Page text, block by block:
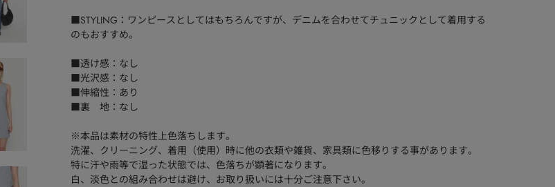
■STYLING：ワンピースとしてはもちろんですが、デニムを合わせてチュニックとして着用する
のもおすすめ。
■透け感：なし
■光沢感：なし
■伸縮性：あり
■裏 地：なし
※本品は素材の特性上色落ちします。
洗濯、クリーニング、着用（使用）時に他の衣類や雑貨、家具類に色移りする事があります。
特に汗や雨等で湿った状態では、色落ちが顕著になります。
白、淡色との組み合わせは避け、お取り扱いには十分ご注意下さい。